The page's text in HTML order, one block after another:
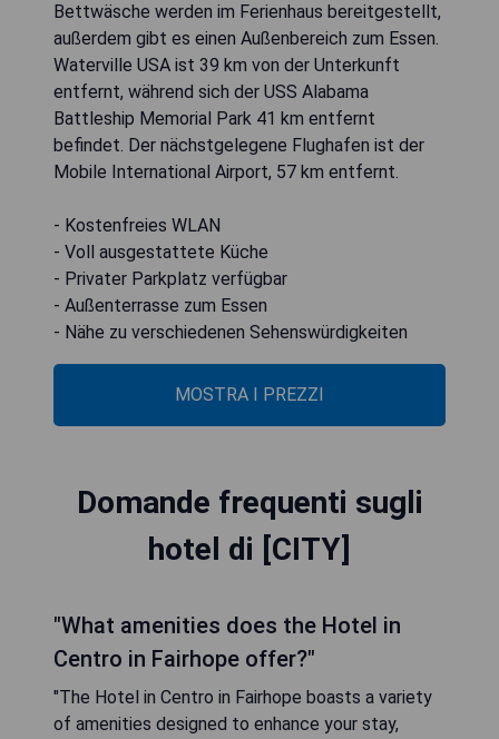
Bettwäsche werden im Ferienhaus bereitgestellt,
außerdem gibt es einen Außenbereich zum Essen.
Waterville USA ist 39 km von der Unterkunft
entfernt, während sich der USS Alabama
Battleship Memorial Park 41 km entfernt
befindet. Der nächstgelegene Flughafen ist der
Mobile International Airport, 57 km entfernt.
- Kostenfreies WLAN
- Voll ausgestattete Küche
- Privater Parkplatz verfügbar
- Außenterrasse zum Essen
- Nähe zu verschiedenen Sehenswürdigkeiten
MOSTRA I PREZZI
Domande frequenti sugli
hotel di [CITY]
"What amenities does the Hotel in
Centro in Fairhope offer?"
"The Hotel in Centro in Fairhope boasts a variety
of amenities designed to enhance your stay,